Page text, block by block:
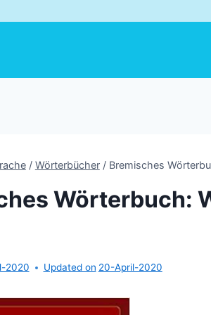
/ Wörterbücher / Bremisches
Wörterbuch:
2020 Updated on 20-April-2020